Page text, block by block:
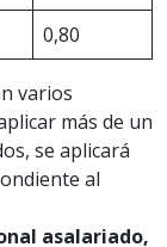
0,80
varios
más de un
se aplicará
al
asalariado,